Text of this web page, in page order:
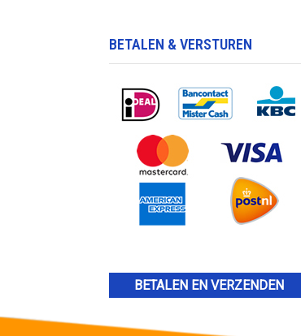
BETALEN & VERSTUREN
BETALEN EN VERZENDEN